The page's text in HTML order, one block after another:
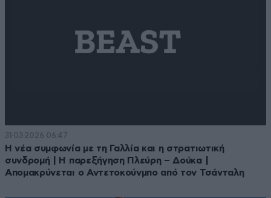
31·03·2026 06:47
Η νέα συμφωνία με τη Γαλλία και η στρατιωτική
συνδρομή | Η παρεξήγηση Πλεύρη – Δούκα |
Απομακρύνεται ο Αντετοκούνμπο από τον Τσάνταλη